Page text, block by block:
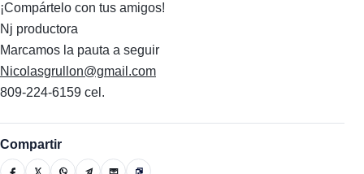
¡Compártelo con tus amigos!
Nj productora
Marcamos la pauta a seguir
Nicolasgrullon@gmail.com
809-224-6159 cel.
Compartir